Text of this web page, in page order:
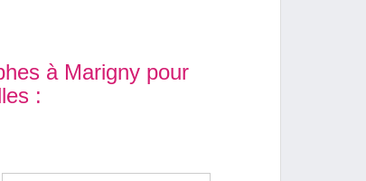
à Marigny pour
: